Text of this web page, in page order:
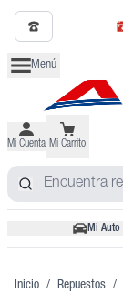
Menú
Mi Cuenta Mi Carrito
Mi Auto
Inicio / Repuestos /